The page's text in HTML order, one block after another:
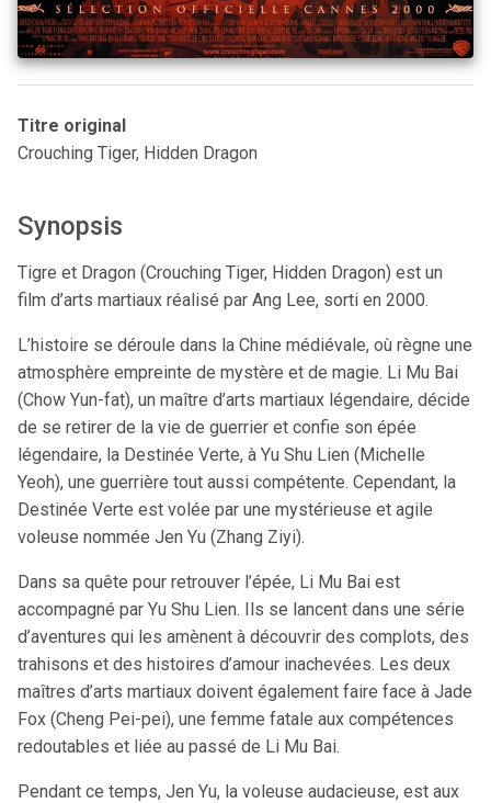
Titre original
Crouching Tiger, Hidden Dragon
Synopsis
Tigre et Dragon (Crouching Tiger, Hidden Dragon) est un
film d’arts martiaux réalisé par Ang Lee, sorti en 2000.
L’histoire se déroule dans la Chine médiévale, où règne une
atmosphère empreinte de mystère et de magie. Li Mu Bai
(Chow Yun-fat), un maître d’arts martiaux légendaire, décide
de se retirer de la vie de guerrier et confie son épée
légendaire, la Destinée Verte, à Yu Shu Lien (Michelle
Yeoh), une guerrière tout aussi compétente. Cependant, la
Destinée Verte est volée par une mystérieuse et agile
voleuse nommée Jen Yu (Zhang Ziyi).
Dans sa quête pour retrouver l’épée, Li Mu Bai est
accompagné par Yu Shu Lien. Ils se lancent dans une série
d’aventures qui les amènent à découvrir des complots, des
trahisons et des histoires d’amour inachevées. Les deux
maîtres d’arts martiaux doivent également faire face à Jade
Fox (Cheng Pei-pei), une femme fatale aux compétences
redoutables et liée au passé de Li Mu Bai.
Pendant ce temps, Jen Yu, la voleuse audacieuse, est aux